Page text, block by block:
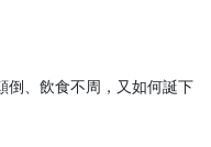
倒、飲食不周，又如何誕下